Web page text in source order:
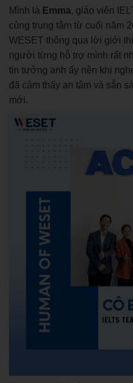
Mình là Emma, giáo viên
cùng trung tâm từ cuối năm
WESET thông qua lời giới
người từng hỗ trợ mình rất
tin tưởng anh ấy nên khi
đã cảm thấy an tâm và sẵn
mới.